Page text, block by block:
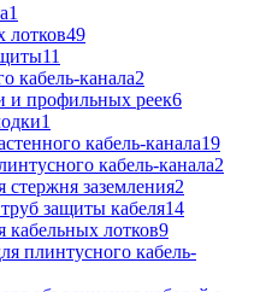
1
лотков49
11
кабель-канала2
и профильных реек6
1
кабель-канала19
кабель-канала2
заземления2
защиты кабеля14
кабельных лотков9
плинтусного кабель-